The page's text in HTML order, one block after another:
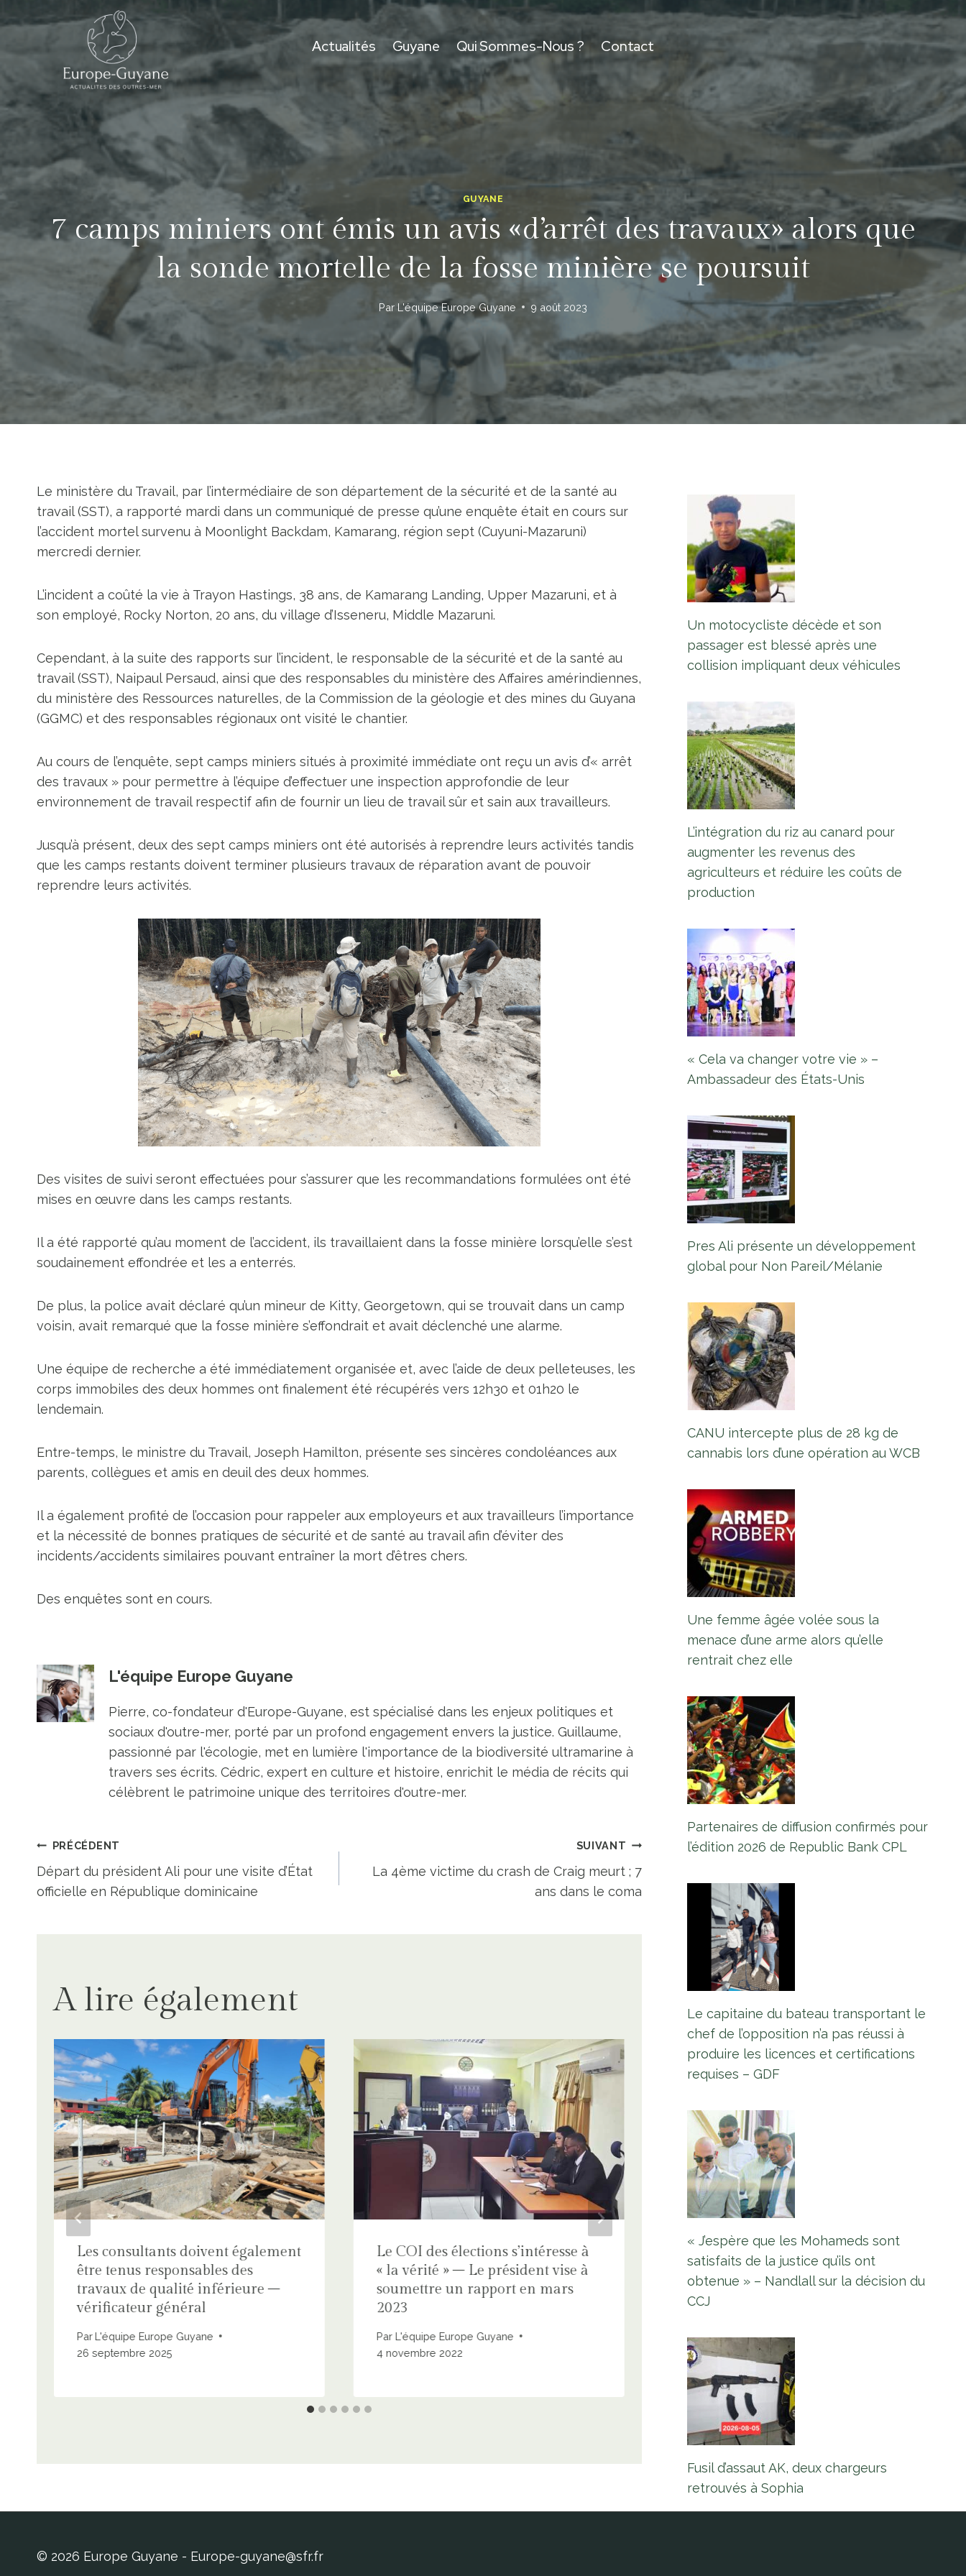
to
Actualités Guyane Qui Sommes-Nous ? Contact
GUYANE
7 camps miniers ont émis un avis «d’arrêt des travaux» alors que
la sonde mortelle de la fosse minière se poursuit
Par L'équipe Europe Guyane 9 août 2023
Le ministère du Travail, par l’intermédiaire de son département de la sécurité et de la santé au
travail (SST), a rapporté mardi dans un communiqué de presse qu’une enquête était en cours sur
l’accident mortel survenu à Moonlight Backdam, Kamarang, région sept (Cuyuni-Mazaruni)
mercredi dernier.
L’incident a coûté la vie à Trayon Hastings, 38 ans, de Kamarang Landing, Upper Mazaruni, et à
son employé, Rocky Norton, 20 ans, du village d’Isseneru, Middle Mazaruni.
Cependant, à la suite des rapports sur l’incident, le responsable de la sécurité et de la santé au
travail (SST), Naipaul Persaud, ainsi que des responsables du ministère des Affaires amérindiennes,
du ministère des Ressources naturelles, de la Commission de la géologie et des mines du Guyana
(GGMC) et des responsables régionaux ont visité le chantier.
Au cours de l’enquête, sept camps miniers situés à proximité immédiate ont reçu un avis d’« arrêt
des travaux » pour permettre à l’équipe d’effectuer une inspection approfondie de leur
environnement de travail respectif afin de fournir un lieu de travail sûr et sain aux travailleurs.
Jusqu’à présent, deux des sept camps miniers ont été autorisés à reprendre leurs activités tandis
que les camps restants doivent terminer plusieurs travaux de réparation avant de pouvoir
reprendre leurs activités.
Des visites de suivi seront effectuées pour s’assurer que les recommandations formulées ont été
mises en œuvre dans les camps restants.
Il a été rapporté qu’au moment de l’accident, ils travaillaient dans la fosse minière lorsqu’elle s’est
soudainement effondrée et les a enterrés.
De plus, la police avait déclaré qu’un mineur de Kitty, Georgetown, qui se trouvait dans un camp
voisin, avait remarqué que la fosse minière s’effondrait et avait déclenché une alarme.
Une équipe de recherche a été immédiatement organisée et, avec l’aide de deux pelleteuses, les
corps immobiles des deux hommes ont finalement été récupérés vers 12h30 et 01h20 le
lendemain.
Entre-temps, le ministre du Travail, Joseph Hamilton, présente ses sincères condoléances aux
parents, collègues et amis en deuil des deux hommes.
Il a également profité de l’occasion pour rappeler aux employeurs et aux travailleurs l’importance
et la nécessité de bonnes pratiques de sécurité et de santé au travail afin d’éviter des
incidents/accidents similaires pouvant entraîner la mort d’êtres chers.
Des enquêtes sont en cours.
L'équipe Europe Guyane
Pierre, co-fondateur d'Europe-Guyane, est spécialisé dans les enjeux politiques et
sociaux d'outre-mer, porté par un profond engagement envers la justice. Guillaume,
passionné par l'écologie, met en lumière l'importance de la biodiversité ultramarine à
travers ses écrits. Cédric, expert en culture et histoire, enrichit le média de récits qui
célèbrent le patrimoine unique des territoires d'outre-mer.
Navigation
de
PRÉCÉDENT
Départ du président Ali pour une visite d’État
officielle en République dominicaine
SUIVANT
La 4ème victime du crash de Craig meurt ; 7
ans dans le coma
A lire également
Les consultants doivent également
être tenus responsables des
travaux de qualité inférieure –
vérificateur général
ParL'équipe Europe Guyane
26 septembre 2025
Le COI des élections s’intéresse à
« la vérité » – Le président vise à
soumettre un rapport en mars
2023
Par L'équipe Europe Guyane
4 novembre 2022
Le gouvernement répondra
« bientôt » à GECOM sur la date
proposée pour LGE – Dharamlall
Un motocycliste décède et son
passager est blessé après une
collision impliquant deux véhicules
L’intégration du riz au canard pour
augmenter les revenus des
agriculteurs et réduire les coûts de
production
« Cela va changer votre vie » –
Ambassadeur des États-Unis
Pres Ali présente un développement
global pour Non Pareil/Mélanie
CANU intercepte plus de 28 kg de
cannabis lors d’une opération au WCB
Une femme âgée volée sous la
menace d’une arme alors qu’elle
rentrait chez elle
Partenaires de diffusion confirmés pour
l’édition 2026 de Republic Bank CPL
Le capitaine du bateau transportant le
chef de l’opposition n’a pas réussi à
produire les licences et certifications
requises – GDF
« J’espère que les Mohameds sont
satisfaits de la justice qu’ils ont
obtenue » – Nandlall sur la décision du
CCJ
Fusil d’assaut AK, deux chargeurs
retrouvés à Sophia
© 2026 Europe Guyane - Europe-guyane@sfr.fr